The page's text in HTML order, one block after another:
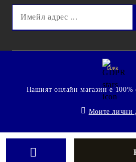
GDPR
Нашият онлайн магазин е 100%
Моите лични